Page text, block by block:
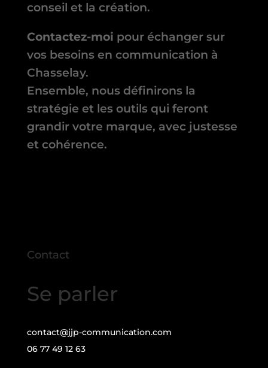
conseil et la création.
Contactez-moi pour échanger sur
vos besoins en communication à
Chasselay.
Ensemble, nous définirons la
stratégie et les outils qui feront
grandir votre marque, avec justesse
et cohérence.
Contact
Se parler
contact@jjp-communication.com
06 77 49 12 63